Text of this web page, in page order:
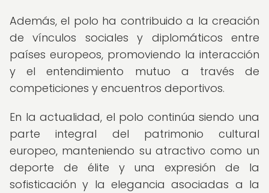
Además, el polo ha contribuido a la creación
de vínculos sociales y diplomáticos entre
países europeos, promoviendo la interacción
y el entendimiento mutuo a través de
competiciones y encuentros deportivos.
En la actualidad, el polo continúa siendo una
parte integral del patrimonio cultural
europeo, manteniendo su atractivo como un
deporte de élite y una expresión de la
sofisticación y la elegancia asociadas a la